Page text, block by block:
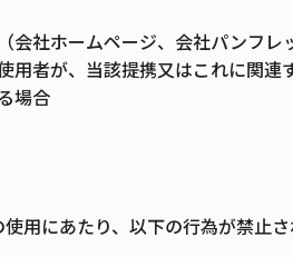
会社ホームページ、会社パンフ
用者が、当該提携又はこれに関
場合
用にあたり、以下の行為が禁止さ